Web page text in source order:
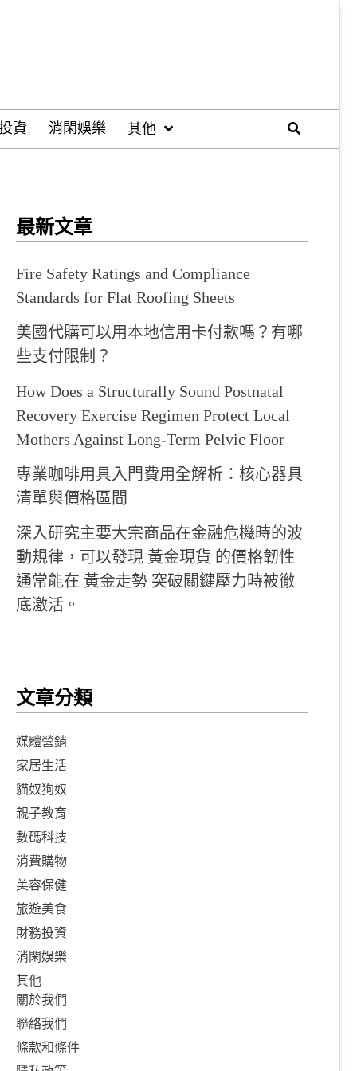
資 消閑娛樂 其他
最新文章
Fire Safety Ratings and Compliance
Standards for Flat Roofing Sheets
美國代購可以用本地信用卡付款嗎？有哪
些支付限制？
How Does a Structurally Sound Postnatal
Recovery Exercise Regimen Protect Local
Mothers Against Long-Term Pelvic Floor
專業咖啡用具入門費用全解析：核心器具
清單與價格區間
深入研究主要大宗商品在金融危機時的波
動規律，可以發現 黃金現貨 的價格韌性
通常能在 黃金走勢 突破關鍵壓力時被徹
底激活。
文章分類
媒體營銷
家居生活
貓奴狗奴
親子教育
數碼科技
消費購物
美容保健
旅遊美食
財務投資
消閑娛樂
其他
關於我們
聯絡我們
條款和條件